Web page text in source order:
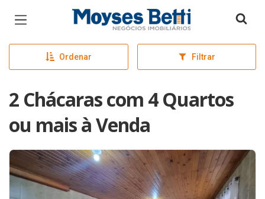
Página inicial
Ordenar Filtrar
2 Chácaras com 4 Quartos
ou mais à Venda